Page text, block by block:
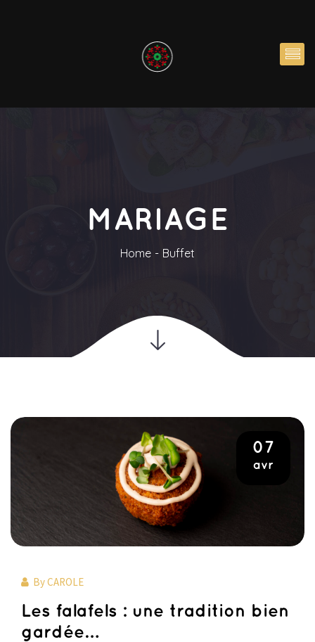
MARIAGE
Home Buffet
07
avr
ByCAROLE
Les falafels : une tradition bien
gardée…